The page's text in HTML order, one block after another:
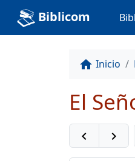
Biblicom
home Inicio
El
navigate_before navigate_next